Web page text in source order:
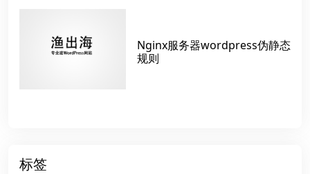
Nginx服务器wordpress伪静态
规则
标签